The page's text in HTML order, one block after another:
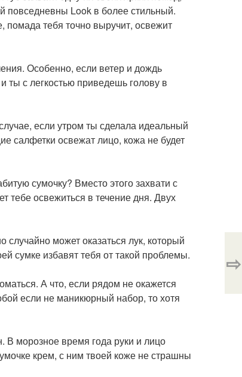
повседневны Look в более стильный.
помада тебя точно выручит, освежит
Особенно, если ветер и дождь
ты с легкостью приведешь голову в
если утром ты сделала идеальный
салфетки освежат лицо, кожа не будет
сумочку? Вместо этого захвати с
тебе освежиться в течение дня. Двух
может оказаться лук, который
сумке избавят тебя от такой проблемы.
А что, если рядом не окажется
если не маникюрный набор, то хотя
морозное время года руки и лицо
крем, с ним твоей коже не страшны
⇨